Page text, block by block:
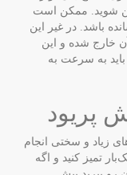
شوید. ممکن است
باشد. در غیر این
خارج شده و این
به سرعت به
پریود
زیاد و سختی انجام
تمیز کنید و اگه